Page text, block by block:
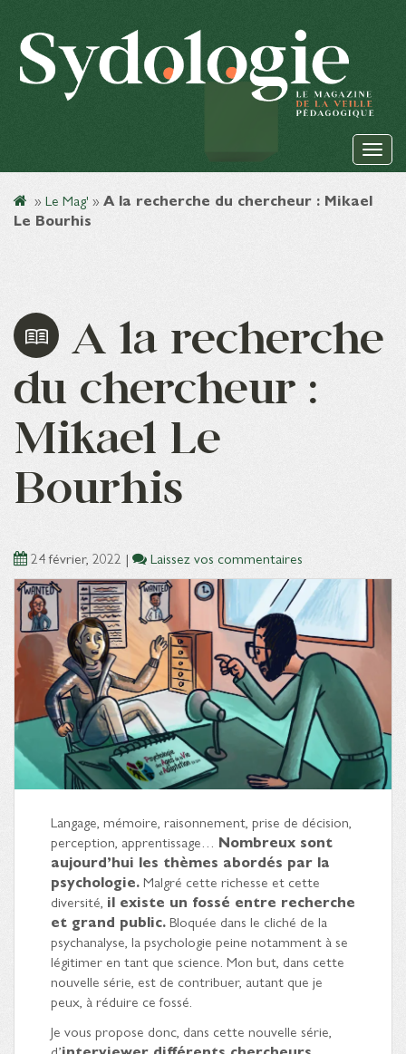
» Le Mag' » A la recherche du chercheur : Mikael
Le Bourhis
A la recherche
du chercheur :
Mikael Le
Bourhis
24 février, 2022 | Laissez vos commentaires
Langage, mémoire, raisonnement, prise de décision,
perception, apprentissage… Nombreux sont
aujourd’hui les thèmes abordés par la
psychologie.Malgré cette richesse et cette
diversité, il existe un fossé entre recherche
et grand public.Bloquée dans le cliché de la
psychanalyse, la psychologie peine notamment à se
légitimer en tant que science. Mon but, dans cette
nouvelle série, est de contribuer, autant que je
peux, à réduire ce fossé.
Je vous propose donc, dans cette nouvelle série,